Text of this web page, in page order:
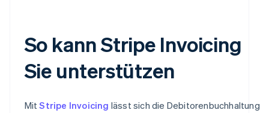
So kann Stripe Invoicing
Sie unterstützen
MitStripe Invoicing lässt sich die Debitorenbuchhaltung